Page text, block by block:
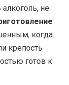
не
когда
крепость
готов к